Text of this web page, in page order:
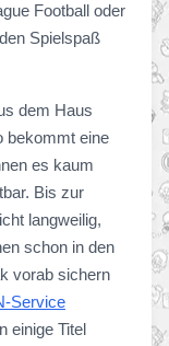
Football oder
Spielspaß
dem Haus
bekommt eine
es kaum
Bis zur
langweilig,
schon in den
vorab sichern
Service
einige Titel